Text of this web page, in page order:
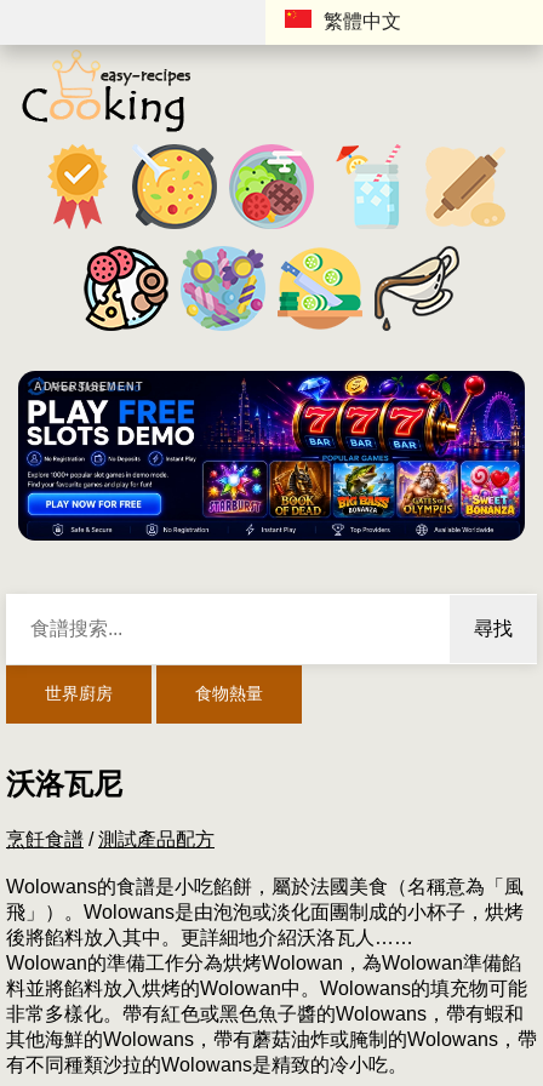
繁體中文
ADVERTISEMENT
尋找
世界廚房 食物熱量
沃洛瓦尼
烹飪食譜 /測試產品配方
Wolowans的食譜是小吃餡餅，屬於法國美食（名稱意為「風
飛」）。Wolowans是由泡泡或淡化面團制成的小杯子，烘烤
後將餡料放入其中。更詳細地介紹沃洛瓦人……
Wolowan的準備工作分為烘烤Wolowan，為Wolowan準備餡
料並將餡料放入烘烤的Wolowan中。Wolowans的填充物可能
非常多樣化。帶有紅色或黑色魚子醬的Wolowans，帶有蝦和
其他海鮮的Wolowans，帶有蘑菇油炸或腌制的Wolowans，帶
有不同種類沙拉的Wolowans是精致的冷小吃。